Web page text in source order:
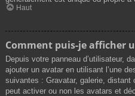
Haut
Comment puis-je afficher
Depuis votre panneau d’utilisateur,
ajouter un avatar en utilisant l’une
suivantes : Gravatar, galerie, distant
peut activer ou non les avatars et